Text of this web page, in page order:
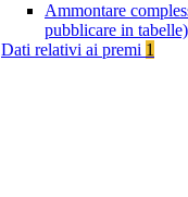
Ammontare
pubblicare in tabelle)
Dati relativi ai premi 1